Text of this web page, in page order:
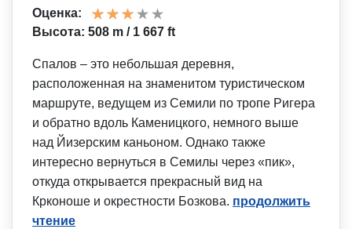
Оценка:
Высота: 508 m / 1 667 ft
Спалов – это небольшая деревня,
расположенная на знаменитом туристическом
маршруте, ведущем из Семили по тропе Ригера
и обратно вдоль Каменицкого, немного выше
над Йизерским каньоном. Однако также
интересно вернуться в Семилы через «пик»,
откуда открывается прекрасный вид на
Крконоше и окрестности Бозкова. продолжить
чтение